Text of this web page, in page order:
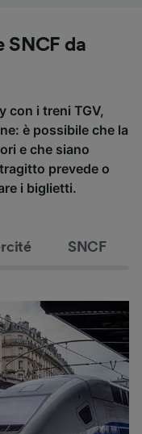
SNCF da
con i treni TGV,
è possibile che la
e che siano
prevede o
i biglietti.
SNCF